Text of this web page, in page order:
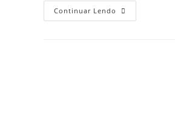
Continuar Lendo
celulares